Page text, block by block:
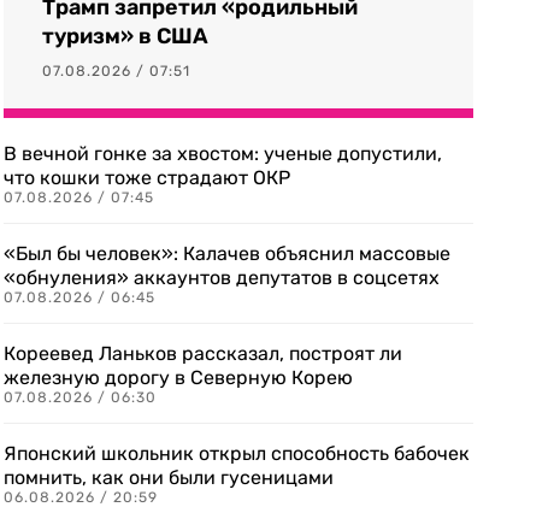
Трамп запретил «родильный
туризм» в США
07.08.2026 / 07:51
В вечной гонке за хвостом: ученые допустили,
что кошки тоже страдают ОКР
07.08.2026 / 07:45
«Был бы человек»: Калачев объяснил массовые
«обнуления» аккаунтов депутатов в соцсетях
07.08.2026 / 06:45
Кореевед Ланьков рассказал, построят ли
железную дорогу в Северную Корею
07.08.2026 / 06:30
Японский школьник открыл способность бабочек
помнить, как они были гусеницами
06.08.2026 / 20:59